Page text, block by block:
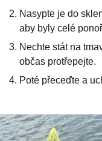
Nasypte je do
aby byly celé
Nechte stát na
občas protřepejte.
Poté přeceďte a